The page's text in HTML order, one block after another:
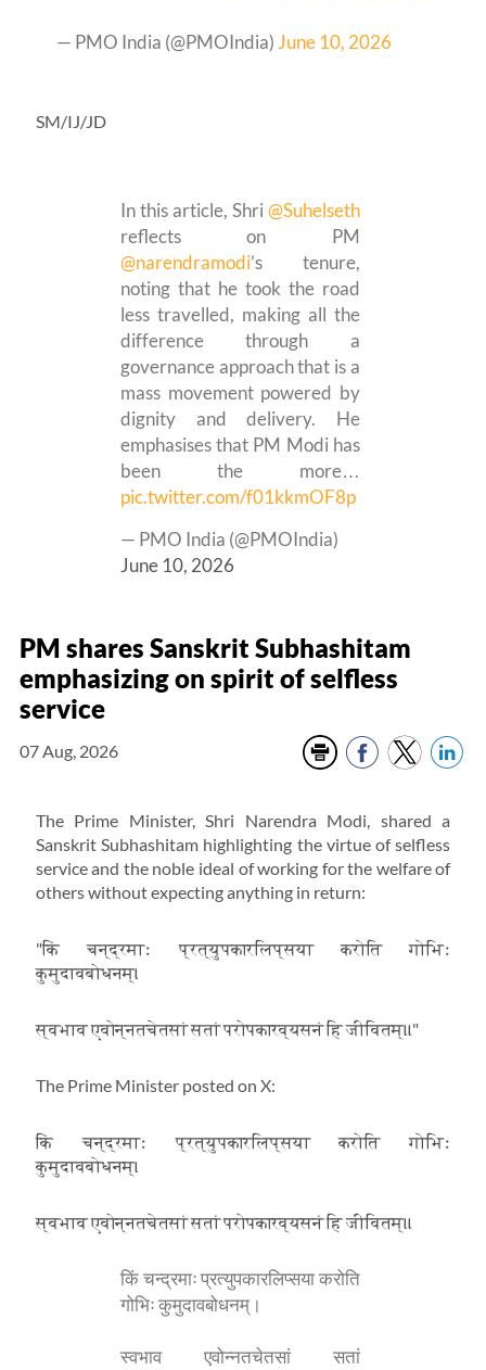
— PMO India (@PMOIndia) June 10, 2026
SM/IJ/JD
In this article, Shri @Suhelseth
reflects on PM
@narendramodi’s tenure,
noting that he took the road
less travelled, making all the
difference through a
governance approach that is a
mass movement powered by
dignity and delivery. He
emphasises that PM Modi has
been the more…
pic.twitter.com/f01kkmOF8p
— PMO India (@PMOIndia)
June 10, 2026
PM shares Sanskrit Subhashitam
emphasizing on spirit of selfless
service
07 Aug, 2026
The Prime Minister, Shri Narendra Modi, shared a
Sanskrit Subhashitam highlighting the virtue of selfless
service and the noble ideal of working for the welfare of
others without expecting anything in return:
"किं चन्द्रमाः प्रत्युपकारलिप्सया करोति गोभिः
कुमुदावबोधनम्।
स्वभाव एवोन्नतचेतसां सतां परोपकारव्यसनं हि जीवितम्॥"
The Prime Minister posted on X:
किं चन्द्रमाः प्रत्युपकारलिप्सया करोति गोभिः
कुमुदावबोधनम्।
स्वभाव एवोन्नतचेतसां सतां परोपकारव्यसनं हि जीवितम्॥
किं चन्द्रमाः प्रत्युपकारलिप्सया करोति
गोभिः कुमुदावबोधनम्।
स्वभाव एवोन्नतचेतसां सतां